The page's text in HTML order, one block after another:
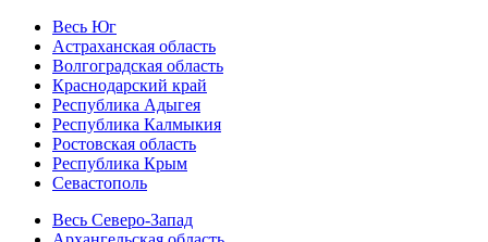
Весь Юг
Астраханская область
Волгоградская область
Краснодарский край
Республика Адыгея
Республика Калмыкия
Ростовская область
Республика Крым
Севастополь
Весь Северо-Запад